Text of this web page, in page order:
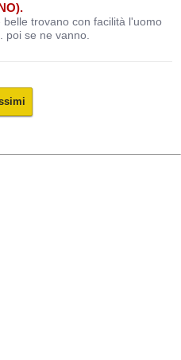
trovano con facilità l'uomo
poi se ne vanno.